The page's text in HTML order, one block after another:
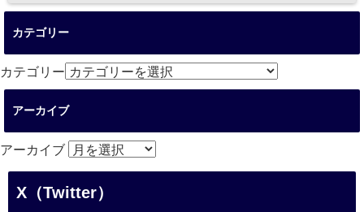
カテゴリー
カテゴリー
アーカイブ
アーカイブ
X（Twitter）